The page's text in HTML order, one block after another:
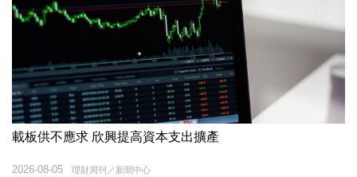
載板供不應求 欣興提高資本支出擴產
理財周刊／新聞中心
2026-08-05